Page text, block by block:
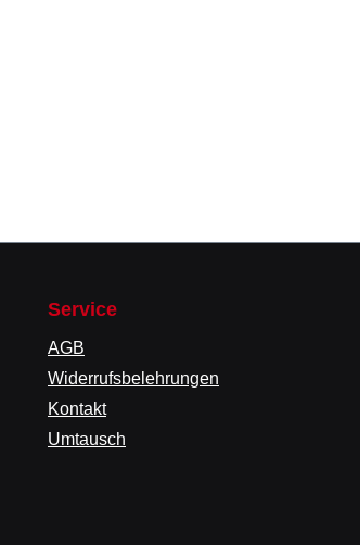
Service
AGB
Widerrufsbelehrungen
Kontakt
Umtausch